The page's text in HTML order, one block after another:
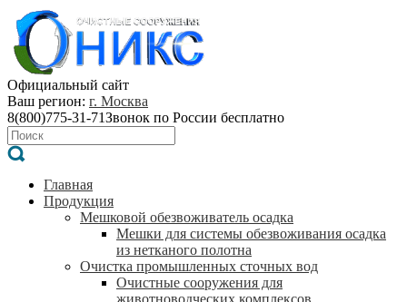
Официальный сайт
Ваш регион: г. Москва
8(800)775-31-71Звонок по России бесплатно
Главная
Продукция
Мешковой обезвоживатель осадка
Мешки для системы обезвоживания осадка
из нетканого полотна
Очистка промышленных сточных вод
Очистные сооружения для